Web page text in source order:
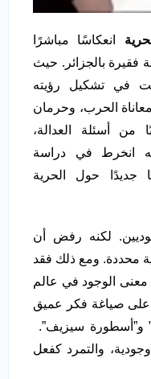
انعكاسًا مباشرًا
فقيرة بالجزائر. حيث
في تشكيل رؤيته
الحرب، وحرمان
من أسئلة العدالة،
انخرط في دراسة
جديدًا حول الحرية
لكنه رفض أن
محددة. ومع ذلك فقد
الوجود في عالم
على صياغة فكر عميق
و”أسطورة سيزيف”.
والتمرد كفعل